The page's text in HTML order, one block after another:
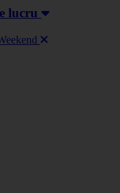
lucru